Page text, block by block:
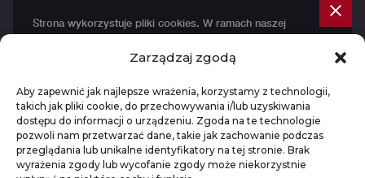
Zarządzaj zgodą
Aby zapewnić jak najlepsze wrażenia, korzystamy z technologii,
takich jak pliki cookie, do przechowywania i/lub uzyskiwania
dostępu do informacji o urządzeniu. Zgoda na te technologie
pozwoli nam przetwarzać dane, takie jak zachowanie podczas
przeglądania lub unikalne identyfikatory na tej stronie. Brak
wyrażenia zgody lub wycofanie zgody może niekorzystnie
Strona wykorzystuje pliki cookies. W ramach naszej
Państwu usług na najwyższym poziomie, w tym
Korzystanie z witryny bez zmiany ustawień
dotyczących cookies oznacza, że będą one
zamieszczane w Państwa urządzeniu końcowym.
Możecie Państwo dokonać w każdym czasie zmiany
ustawień dotyczących cookies. Więcej szczegółów w